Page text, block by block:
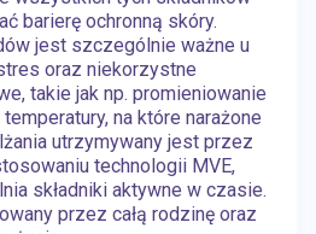
barierę ochronną skóry.
jest szczególnie ważne u
oraz niekorzystne
takie jak np. promieniowanie
temperatury, na które narażone
utrzymywany jest przez
technologii MVE,
składniki aktywne w czasie.
przez całą rodzinę oraz